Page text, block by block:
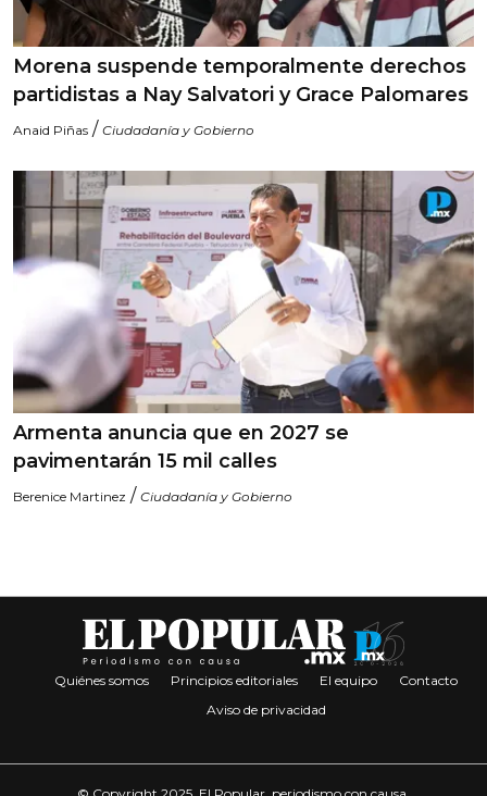
Morena suspende temporalmente derechos
partidistas a Nay Salvatori y Grace Palomares
Anaid Piñas / Ciudadanía y Gobierno
Armenta anuncia que en 2027 se
pavimentarán 15 mil calles
Berenice Martinez / Ciudadanía y Gobierno
Quiénes somos Principios editoriales El equipo
Contacto
Aviso de privacidad